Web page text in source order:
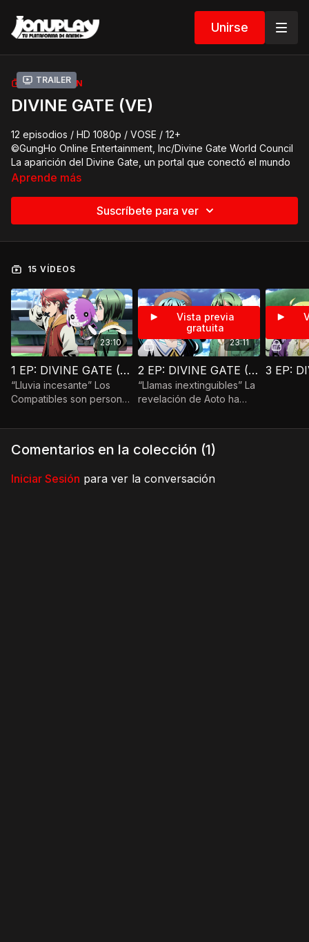
Unirse
Trailer
COLECCIÓN
DIVINE GATE (VE)
12 episodios / HD 1080p / VOSE / 12+
©GungHo Online Entertainment, Inc/Divine Gate World Council
La aparición del Divine Gate, un portal que conectó el mundo
con aquellos más allá de las fronteras de la imaginación, dio
el Consejo Mundial, y el Divine Gate pasó a estar bajo control.
Ahora, sin embargo, un grupo de elegidos tendrá que llegar
que oculta.
Aprende más
Suscríbete para ver
15 VÍDEOS
23:10
1 EP: DIVINE GATE (V.E)
“Lluvia incesante” Los
Compatibles son personas
generalmente los emplean
algunos se niegan.
23:11
Vista previa
gratuita
2 EP: DIVINE GATE (V.E)
“Llamas inextinguibles” La
revelación de Aoto ha
agua fría, pero eso no
Comentarios en la colección (1)
Iniciar Sesión para ver la conversación